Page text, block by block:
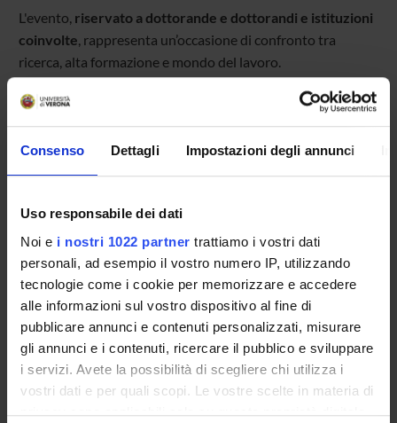
Consenso Dettagli Impostazioni degli annunci
Uso responsabile dei dati
Noi e i nostri 1022 partner trattiamo i vostri dati
personali, ad esempio il vostro numero IP, utilizzando
tecnologie come i cookie per memorizzare e accedere
alle informazioni sul vostro dispositivo al fine di
pubblicare annunci e contenuti personalizzati, misurare
gli annunci e i contenuti, ricercare il pubblico e sviluppare
i servizi. Avete la possibilità di scegliere chi utilizza i
vostri dati e per quali scopi. Le vostre scelte in materia di
privacy sono applicabili solo su questa proprietà digitale
L'evento, riservato a dottorande e dottorandi e istituzioni
coinvolte, rappresenta un’occasione di confronto tra
ricerca, alta formazione e mondo del lavoro.
ATTACHMENTS
Programma (pdf, it, 7276 KB, 25/05/26)
Programme Director
Lisanna Calvi-Anna Cappellotto-Maria Ivana Lorenzetti
Department
Foreign Languages and Literatures